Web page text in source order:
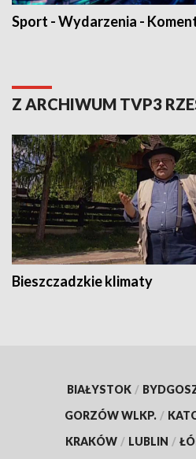
Sport - Wydarzenia -
Z ARCHIWUM TVP3
Bieszczadzkie klimaty
BIAŁYSTOK /
GORZÓW WLKP. /
KRAKÓW / LUBLIN /